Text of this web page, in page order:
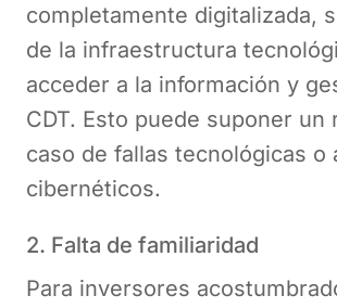
completamente digitalizada,
de la infraestructura
acceder a la información y
CDT. Esto puede suponer un
caso de fallas tecnológicas o
cibernéticos.
2. Falta de familiaridad
Para inversores